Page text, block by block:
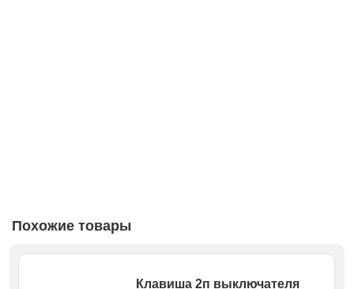
Похожие товары
Клавиша 2п выключателя